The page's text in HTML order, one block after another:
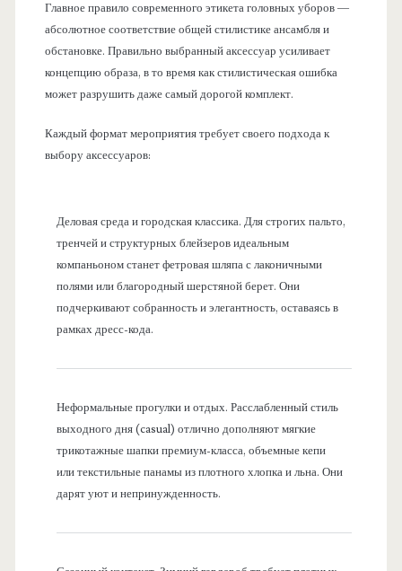
Главное правило современного этикета головных уборов —
абсолютное соответствие общей стилистике ансамбля и
обстановке. Правильно выбранный аксессуар усиливает
концепцию образа, в то время как стилистическая ошибка
может разрушить даже самый дорогой комплект.
Каждый формат мероприятия требует своего подхода к
выбору аксессуаров:
Деловая среда и городская классика. Для строгих пальто,
тренчей и структурных блейзеров идеальным
компаньоном станет фетровая шляпа с лаконичными
полями или благородный шерстяной берет. Они
подчеркивают собранность и элегантность, оставаясь в
рамках дресс-кода.
Неформальные прогулки и отдых. Расслабленный стиль
выходного дня (casual) отлично дополняют мягкие
трикотажные шапки премиум-класса, объемные кепи
или текстильные панамы из плотного хлопка и льна. Они
дарят уют и непринужденность.